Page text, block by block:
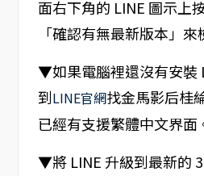
面右下角的 LINE 圖示上
「確認有無最新版本」來
▼如果電腦裡還沒有安裝
到LINE官網找金馬影后桂
已經有支援繁體中文界面
▼將 LINE 升級到最新的